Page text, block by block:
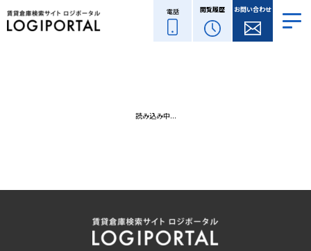
電話 閲覧履歴 お問い合わせ
読み込み中...